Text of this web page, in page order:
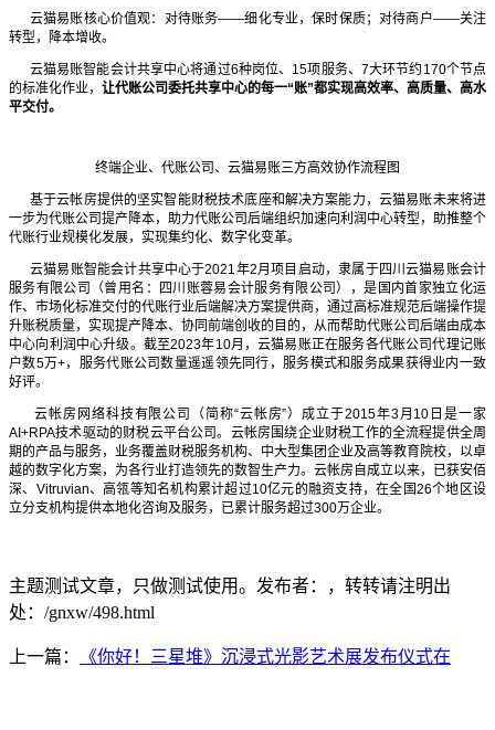
云猫易账核心价值观：对待账务——细化专业，保时保质；对待商户——关注
转型，降本增收。
云猫易账智能会计共享中心将通过6种岗位、15项服务、7大环节约170个节点
的标准化作业， 让代账公司委托共享中心的每一“账”都实现高效率、高质量、高水
平交付。
终端企业、代账公司、云猫易账三方高效协作流程图
基于云帐房提供的坚实智能财税技术底座和解决方案能力，云猫易账未来将进
一步为代账公司提产降本，助力代账公司后端组织加速向利润中心转型，助推整个
代账行业规模化发展，实现集约化、数字化变革。
云猫易账智能会计共享中心于2021年2月项目启动，隶属于四川云猫易账会计
服务有限公司（曾用名：四川账蓉易会计服务有限公司），是国内首家独立化运
作、市场化标准交付的代账行业后端解决方案提供商，通过高标准规范后端操作提
升账税质量，实现提产降本、协同前端创收的目的，从而帮助代账公司后端由成本
中心向利润中心升级。截至2023年10月，云猫易账正在服务各代账公司代理记账
户数5万+，服务代账公司数量遥遥领先同行，服务模式和服务成果获得业内一致
好评。
云帐房网络科技有限公司（简称“云帐房”）成立于2015年3月10日是一家
AI+RPA技术驱动的财税云平台公司。云帐房围绕企业财税工作的全流程提供全周
期的产品与服务，业务覆盖财税服务机构、中大型集团企业及高等教育院校，以卓
越的数字化方案，为各行业打造领先的数智生产力。云帐房自成立以来，已获安佰
深、Vitruvian、高瓴等知名机构累计超过10亿元的融资支持，在全国26个地区设
立分支机构提供本地化咨询及服务，已累计服务超过300万企业。
主题测试文章，只做测试使用。发布者：，转转请注明出
处： /gnxw/498.html
上一篇： 《你好！三星堆》沉浸式光影艺术展发布仪式在